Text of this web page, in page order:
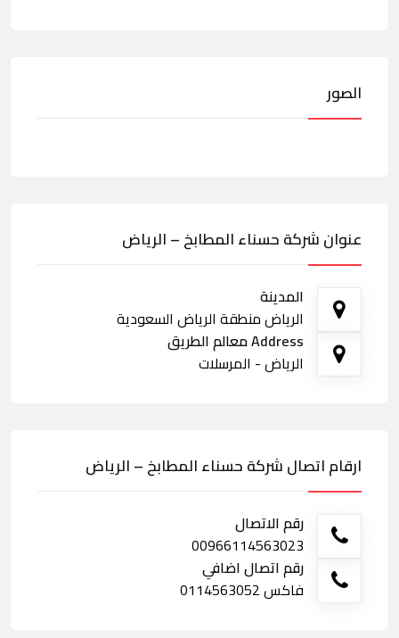
الصور
عنوان شركة حسناء المطابخ – الرياض
المدينة
الرياض منطقة الرياض السعودية
Address معالم الطريق
الرياض - المرسلات
ارقام اتصال شركة حسناء المطابخ – الرياض
رقم الاتصال
00966114563023
رقم اتصال اضافي
فاكس 0114563052